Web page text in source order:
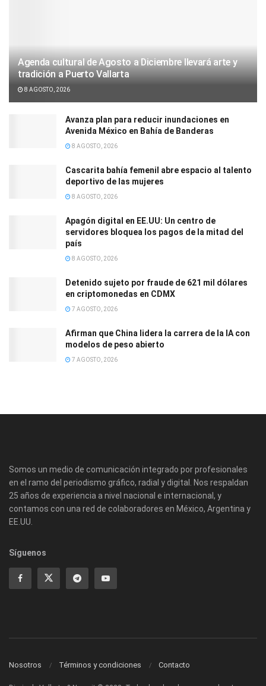
Agenda cultural de Agosto a Diciembre llevará arte y
tradición a Puerto Vallarta
8 AGOSTO, 2026
Avanza plan para reducir inundaciones en
Avenida México en Bahía de Banderas
8 AGOSTO, 2026
Cascarita bahía femenil abre espacio al talento
deportivo de las mujeres
8 AGOSTO, 2026
Apagón digital en EE.UU: Un centro de
servidores bloquea los pagos de la mitad del
país
8 AGOSTO, 2026
Detenido sujeto por fraude de 621 mil dólares
en criptomonedas en CDMX
7 AGOSTO, 2026
Afirman que China lidera la carrera de la IA con
modelos de peso abierto
7 AGOSTO, 2026
Somos un medio de comunicación integrado por profesionales
en el ramo del periodismo gráfico, radial y digital. Nos respaldan
25 años de experiencia a nivel nacional e internacional, y
contamos con una red de colaboradores en México, Argentina y
EE.UU.
Síguenos
Nosotros Términos y condiciones Contacto